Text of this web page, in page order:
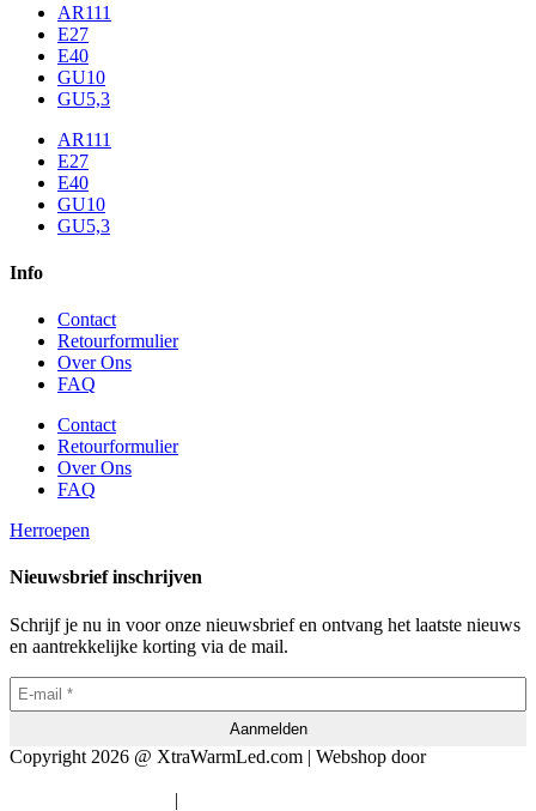
AR111
E27
E40
GU10
GU5,3
AR111
E27
E40
GU10
GU5,3
Info
Contact
Retourformulier
Over Ons
FAQ
Contact
Retourformulier
Over Ons
FAQ
Herroepen
Nieuwsbrief inschrijven
Schrijf je nu in voor onze nieuwsbrief en ontvang het laatste nieuws
en aantrekkelijke korting via de mail.
Copyright 2026 @ XtraWarmLed.com | Webshop door
|